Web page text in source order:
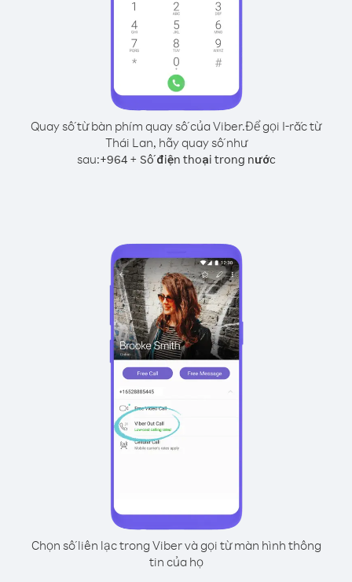
Quay số từ bàn phím quay số của Viber.Để gọi I-rắc từ
Thái Lan, hãy quay số như
sau:+964+ Số điện thoại trong nước
Chọn số liên lạc trong Viber và gọi từ màn hình thông
tin của họ